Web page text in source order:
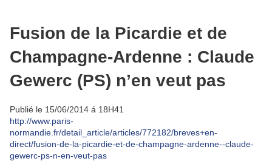
Fusion de la Picardie et de
Champagne-Ardenne : Claude
Gewerc (PS) n’en veut pas
Publié le 15/06/2014 á 18H41
http://www.paris-
normandie.fr/detail_article/articles/772182/breves+en-
direct/fusion-de-la-picardie-et-de-champagne-ardenne--claude-
gewerc-ps-n-en-veut-pas